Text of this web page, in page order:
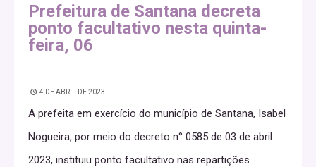
Prefeitura de Santana decreta
ponto facultativo nesta quinta-
feira, 06
4 DE ABRIL DE 2023
A prefeita em exercício do município de Santana, Isabel
Nogueira, por meio do decreto n° 0585 de 03 de abril
2023, instituiu ponto facultativo nas repartições